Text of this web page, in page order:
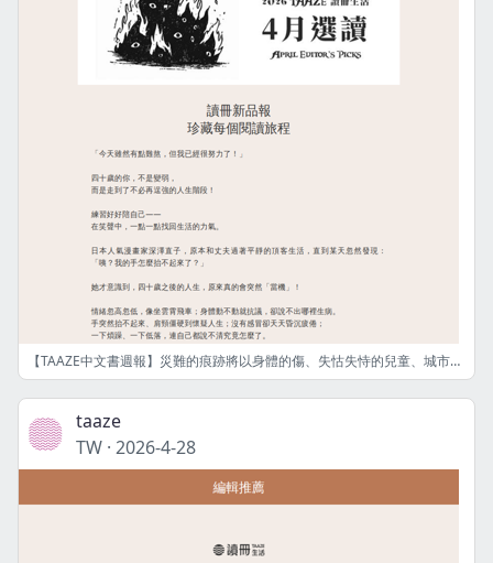
【TAAZE中文書週報】災難的痕跡將以身體的傷、失怙失恃的兒童、城市的瓦礫堆、無家可歸的民眾、無所不在的喪親事實與喪親之痛的形式，遺留在加薩數十年。
taaze
TW · 2026-4-28